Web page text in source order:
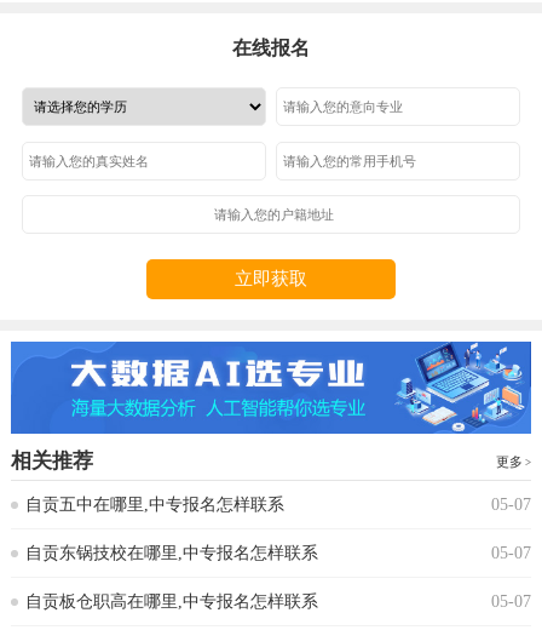
在线报名
立即获取
相关推荐 更多
自贡五中在哪里,中专报名怎样联系 05-07
自贡东锅技校在哪里,中专报名怎样联系 05-07
自贡板仓职高在哪里,中专报名怎样联系 05-07